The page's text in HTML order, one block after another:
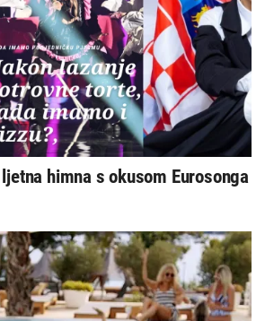
himna s okusom Eurosonga